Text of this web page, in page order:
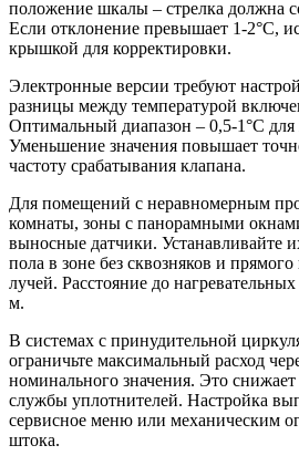
положение шкалы – стрелка должна
Если отклонение превышает 1-2°C,
крышкой для корректировки.
Электронные версии требуют
разницы между температурой
Оптимальный диапазон – 0,5-1°C
Уменьшение значения повышает
частоту срабатывания клапана.
Для помещений с неравномерным
комнаты, зоны с панорамными
выносные датчики. Устанавливайте
пола в зоне без сквозняков и
лучей. Расстояние до
м.
В системах с принудительной
ограничьте максимальный расход
номинального значения. Это
службы уплотнителей. Настройка
сервисное меню или механическим
штока.